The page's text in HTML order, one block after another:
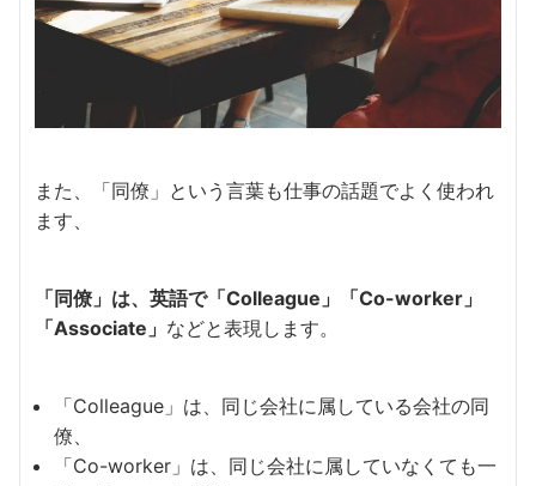
また、「同僚」という言葉も仕事の話題でよく使われ
ます、
「同僚」は、英語で「Colleague」「Co-worker」
「Associate」 などと表現します。
「Colleague」は、同じ会社に属している会社の同
僚、
「Co-worker」は、同じ会社に属していなくても一